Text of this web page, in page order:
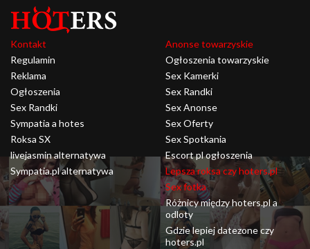
Kontakt
Regulamin
Reklama
Ogłoszenia
Sex Randki
Sympatia a hotes
Roksa SX
livejasmin alternatywa
Sympatia.pl alternatywa
Anonse towarzyskie
Ogłoszenia towarzyskie
Sex Kamerki
Sex Randki
Sex Anonse
Sex Oferty
Sex Spotkania
Escort pl ogłoszenia
Lepsza roksa czy hoters.pl
Sex fotka
Różnicy między hoters.pl a
odloty
Gdzie lepiej datezone czy
hoters.pl